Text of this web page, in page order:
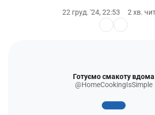
22 груд. '24, 22:53 2 хв.
Готуємо смакоту вдома
@HomeCookingIsSimple